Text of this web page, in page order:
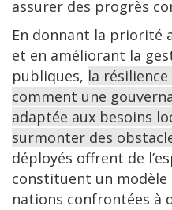
assurer des progrès
En donnant la priorité
et en améliorant la
publiques, la
comment une
adaptée aux besoins
surmonter des
déployés offrent de
constituent un modèle
nations confrontées à